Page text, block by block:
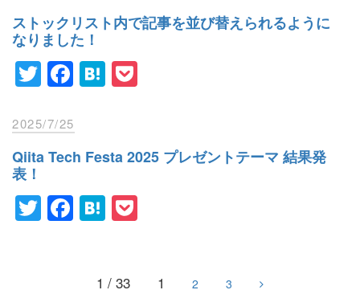
ストックリスト内で記事を並び替えられるように
なりました！
Twitter
Facebook
Hatena
2025/7/25
Qiita Tech Festa 2025 プレゼントテーマ 結果発
表！
Twitter
Facebook
Hatena
1 / 33 1 2 3